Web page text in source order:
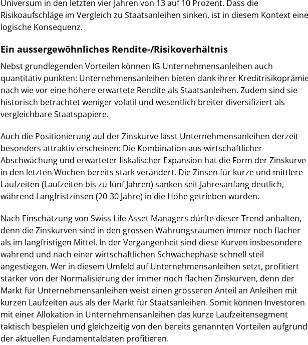
Universum in den letzten vier Jahren von 13 auf 10 Prozent. Dass die
Risikoaufschläge im Vergleich zu Staatsanleihen sinken, ist in diesem Kontext eine
logische Konsequenz.
Ein aussergewöhnliches Rendite-/Risikoverhältnis
Nebst grundlegenden Vorteilen können IG Unternehmensanleihen auch
quantitativ punkten: Unternehmensanleihen bieten dank ihrer
nach wie vor eine höhere erwartete Rendite als Staatsanleihen. Zudem sind sie
historisch betrachtet weniger volatil und wesentlich breiter diversifiziert als
vergleichbare Staatspapiere.
Auch die Positionierung auf der Zinskurve lässt Unternehmensanleihen derzeit
besonders attraktiv erscheinen: Die Kombination aus wirtschaftlicher
Abschwächung und erwarteter fiskalischer Expansion hat die Form der Zinskurve
in den letzten Wochen bereits stark verändert. Die Zinsen für kurze und mittlere
Laufzeiten (Laufzeiten bis zu fünf Jahren) sanken seit Jahresanfang deutlich,
während Langfristzinsen (20-30 Jahre) in die Höhe getrieben wurden.
Nach Einschätzung von Swiss Life Asset Managers dürfte dieser Trend anhalten,
denn die Zinskurven sind in den grossen Währungsräumen immer noch flacher
als im langfristigen Mittel. In der Vergangenheit sind diese Kurven insbesondere
während und nach einer wirtschaftlichen Schwächephase schnell steil
angestiegen. Wer in diesem Umfeld auf Unternehmensanleihen setzt, profitiert
stärker von der Normalisierung der immer noch flachen Zinskurven, denn der
Markt für Unternehmensanleihen weist einen grösseren Anteil an Anleihen mit
kurzen Laufzeiten aus als der Markt für Staatsanleihen. Somit können Investoren
mit einer Allokation in Unternehmensanleihen das kurze Laufzeitensegment
taktisch bespielen und gleichzeitig von den bereits genannten Vorteilen aufgrund
der aktuellen Fundamentaldaten profitieren.